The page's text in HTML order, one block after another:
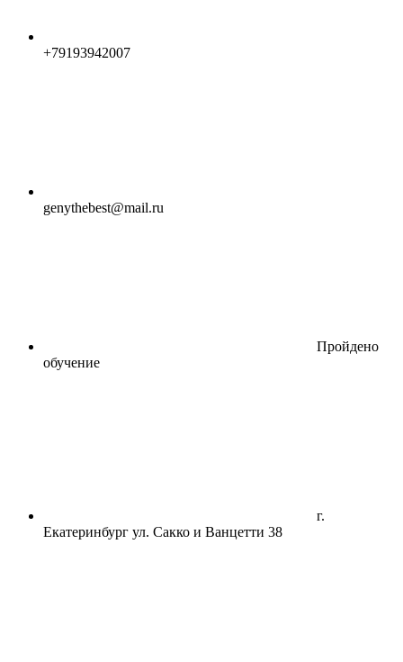
+79193942007
genythebest@mail.ru
Пройдено
обучение
г.
Екатеринбург ул. Сакко и Ванцетти 38